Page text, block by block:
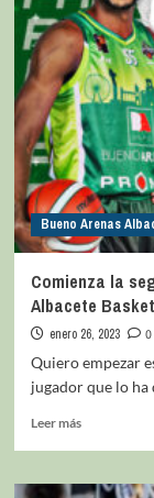
Bueno Arenas
Comienza la
Albacete Basket
enero 26, 2023
0
Quiero empezar
jugador que lo ha
Leer más